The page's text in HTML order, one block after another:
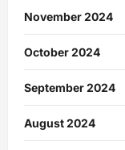
November 2024
October 2024
September 2024
August 2024